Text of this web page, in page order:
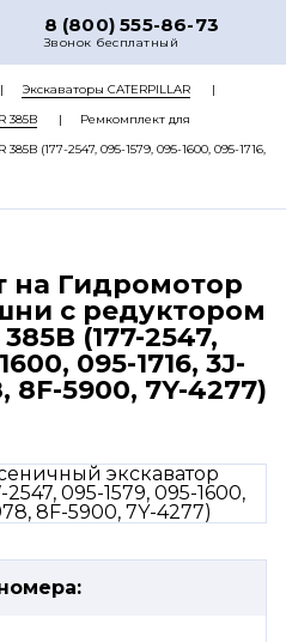
8 (800) 555-86-73
Звонок бесплатный
О НАС
ЗАПЧАСТЕЙ
Экскаваторы CATERPILLAR
385B
Ремкомплект для
(177-2547, 095-1579, 095-1600, 095-1716,
на Гидромотор
с редуктором
(177-2547,
095-1716, 3J-
8F-5900, 7Y-4277)